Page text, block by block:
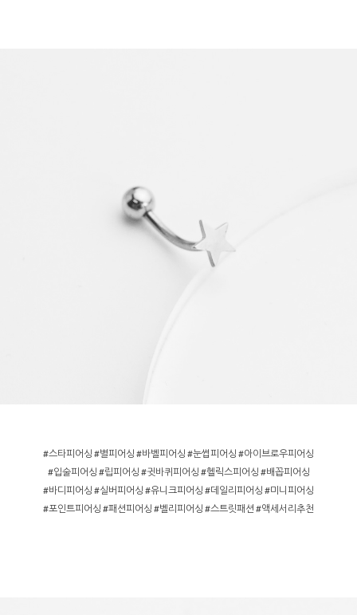
#스타피어싱 #별피어싱 #바벨피어싱 #눈썹피어싱 #아이브로우피어싱
#입술피어싱 #립피어싱 #귓바퀴피어싱 #헬릭스피어싱 #배꼽피어싱
#바디피어싱 #실버피어싱 #유니크피어싱 #데일리피어싱 #미니피어싱
#포인트피어싱 #패션피어싱 #벨리피어싱 #스트릿패션 #액세서리추천